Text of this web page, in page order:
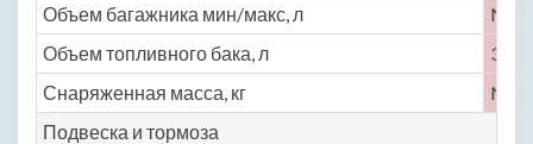
Объем багажника мин/макс, л
No
Объем топливного бака, л
36
Снаряженная масса, кг
No
Подвеска и тормоза